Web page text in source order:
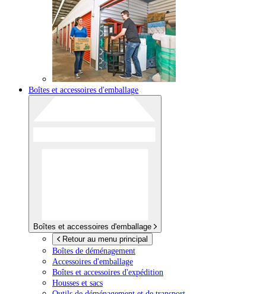
Boîtes et accessoires d'emballage
Boîtes et accessoires d'emballage
Retour au menu principal
Boîtes de déménagement
Accessoires d'emballage
Boîtes et accessoires d'expédition
Housses et sacs